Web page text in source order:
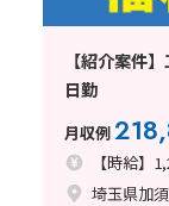
【紹介案件
日勤
月収例
【時給】
埼玉県加